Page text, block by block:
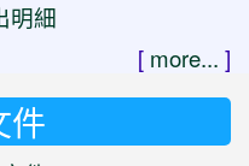
明細
[ more... ]
件